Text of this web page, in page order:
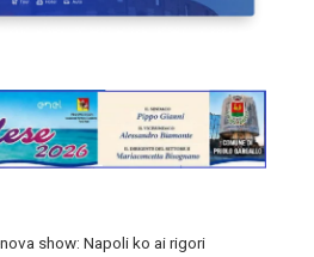
show: Napoli ko ai rigori